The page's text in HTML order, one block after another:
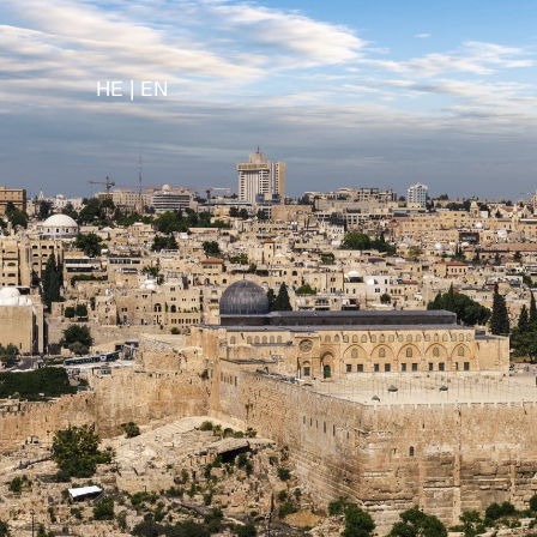
EN
HE